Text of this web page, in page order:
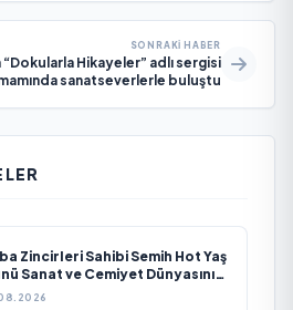
SONRAKI HABER
“Dokularla Hikayeler” adlı sergisi
sanatseverlerle buluştu
Zincirleri Sahibi Semih Hot Yaş
Sanat ve Cemiyet Dünyasının
Kutladı!